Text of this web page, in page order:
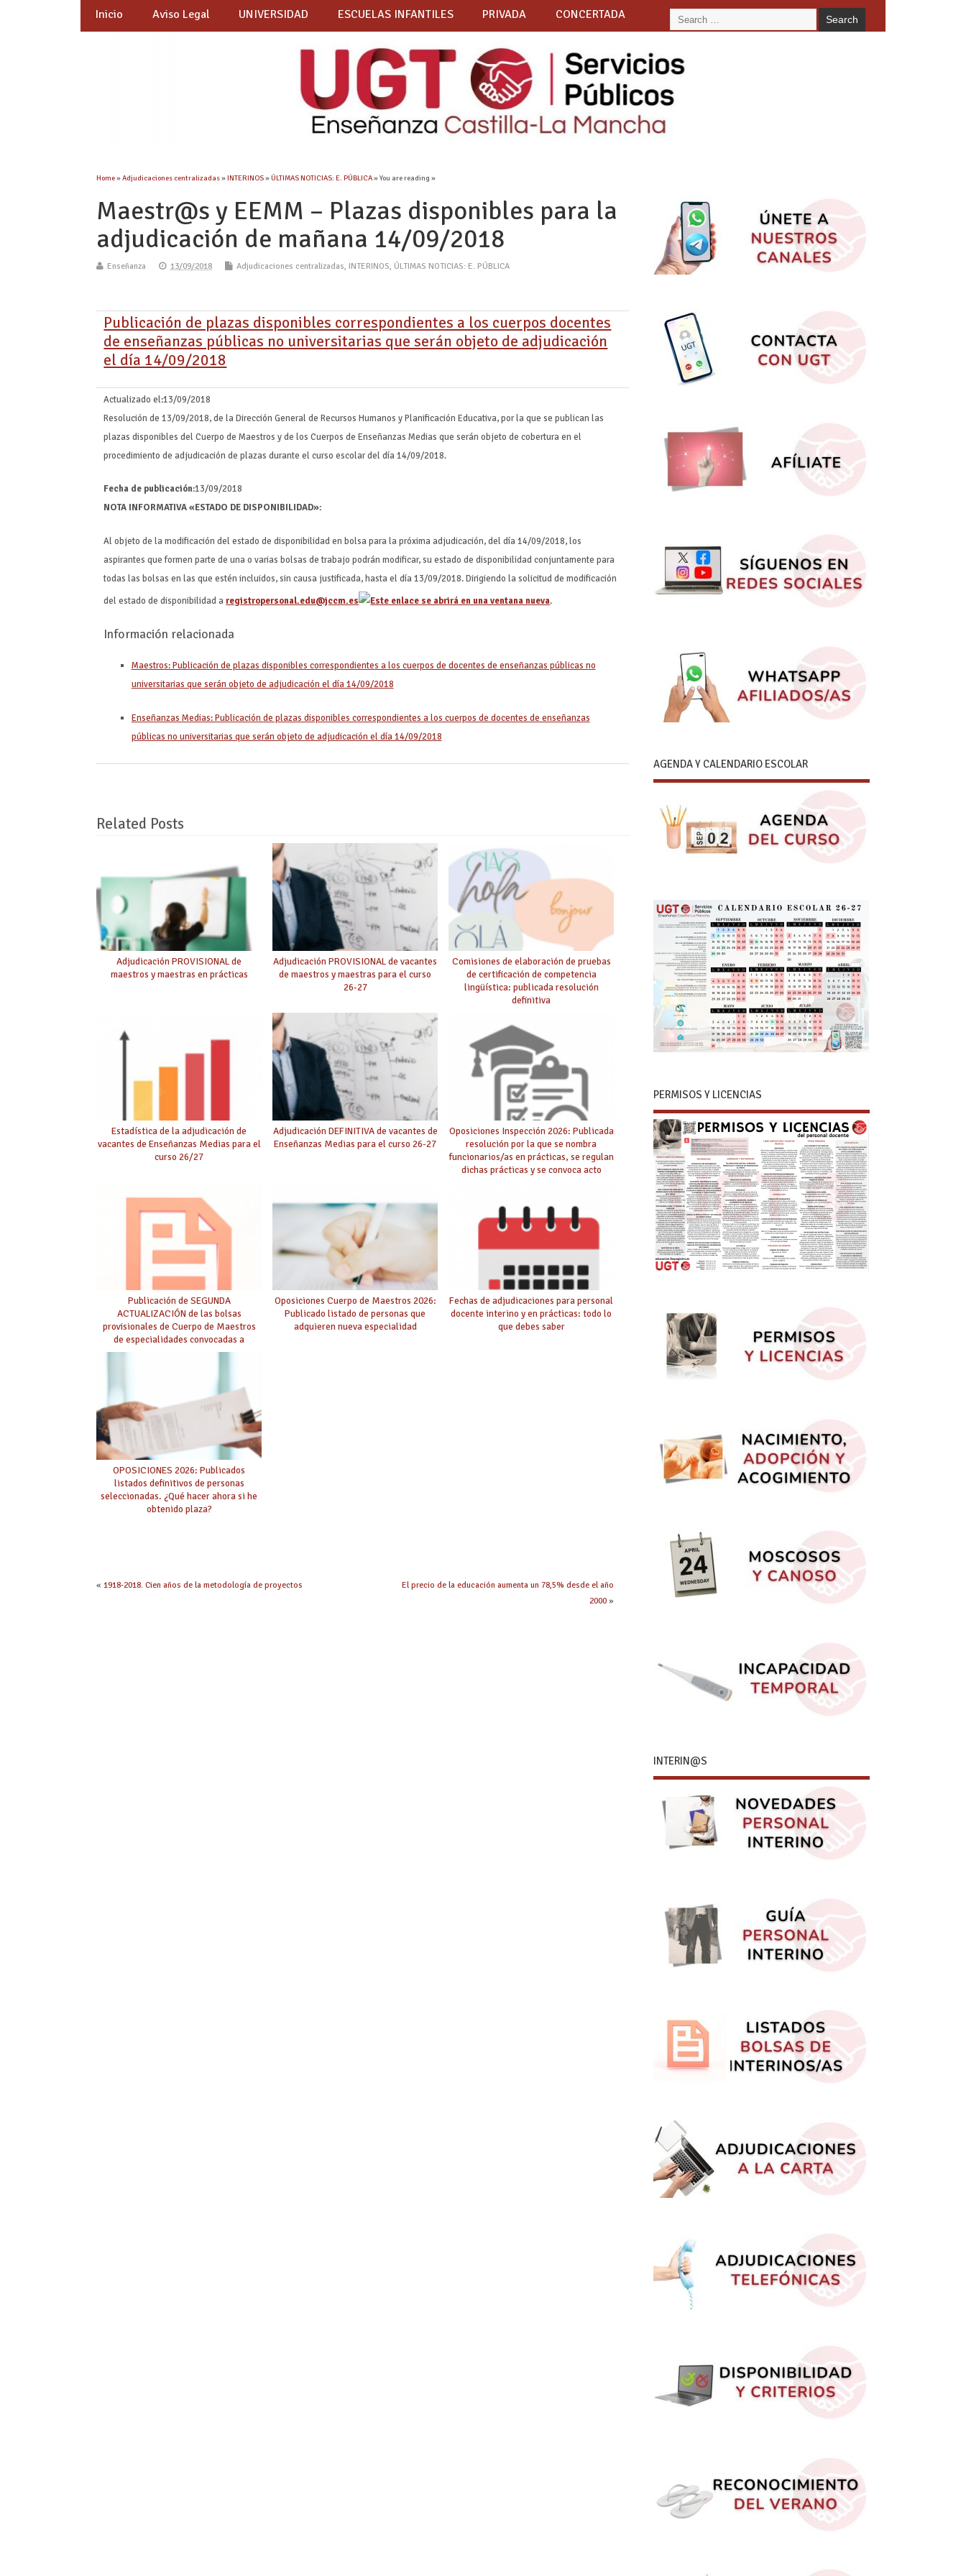
Inicio Aviso Legal UNIVERSIDAD ESCUELAS INFANTILES PRIVADA CONCERTADA
Home»Adjudicaciones centralizadas»INTERINOS»ÚLTIMAS NOTICIAS: E. PÚBLICA» You are reading »
Maestr@s y EEMM – Plazas disponibles para la
adjudicación de mañana 14/09/2018
Enseñanza 13/09/2018 Adjudicaciones centralizadas, INTERINOS, ÚLTIMAS NOTICIAS: E. PÚBLICA
Publicación de plazas disponibles correspondientes a los cuerpos docentes
de enseñanzas públicas no universitarias que serán objeto de adjudicación
el día 14/09/2018
Actualizado el:13/09/2018
Resolución de 13/09/2018, de la Dirección General de Recursos Humanos y Planificación Educativa, por la que se publican las
plazas disponibles del Cuerpo de Maestros y de los Cuerpos de Enseñanzas Medias que serán objeto de cobertura en el
procedimiento de adjudicación de plazas durante el curso escolar del día 14/09/2018.
Fecha de publicación:13/09/2018
NOTA INFORMATIVA «ESTADO DE DISPONIBILIDAD»:
Al objeto de la modificación del estado de disponibilidad en bolsa para la próxima adjudicación, del día 14/09/2018, los
aspirantes que formen parte de una o varias bolsas de trabajo podrán modificar, su estado de disponibilidad conjuntamente para
todas las bolsas en las que estén incluidos, sin causa justificada, hasta el día 13/09/2018. Dirigiendo la solicitud de modificación
del estado de disponibilidad aregistropersonal.edu@jccm.es .
Información relacionada
Maestros: Publicación de plazas disponibles correspondientes a los cuerpos de docentes de enseñanzas públicas no
universitarias que serán objeto de adjudicación el día 14/09/2018
Enseñanzas Medias: Publicación de plazas disponibles correspondientes a los cuerpos de docentes de enseñanzas
públicas no universitarias que serán objeto de adjudicación el día 14/09/2018
Related Posts
Adjudicación PROVISIONAL de
maestros y maestras en prácticas
Adjudicación PROVISIONAL de vacantes
de maestros y maestras para el curso
26-27
Comisiones de elaboración de pruebas
de certificación de competencia
lingüística: publicada resolución
definitiva
Estadística de la adjudicación de
vacantes de Enseñanzas Medias para el
curso 26/27
Adjudicación DEFINITIVA de vacantes de
Enseñanzas Medias para el curso 26-27
Oposiciones Inspección 2026: Publicada
resolución por la que se nombra
funcionarios/as en prácticas, se regulan
dichas prácticas y se convoca acto
Publicación de SEGUNDA
ACTUALIZACIÓN de las bolsas
provisionales de Cuerpo de Maestros
de especialidades convocadas a
Oposiciones Cuerpo de Maestros 2026:
Publicado listado de personas que
adquieren nueva especialidad
Fechas de adjudicaciones para personal
docente interino y en prácticas: todo lo
que debes saber
OPOSICIONES 2026: Publicados
listados definitivos de personas
seleccionadas. ¿Qué hacer ahora si he
obtenido plaza?
«1918-2018. Cien años de la metodología de proyectos
El precio de la educación aumenta un 78,5% desde el año
2000 »
AGENDA Y CALENDARIO ESCOLAR
PERMISOS Y LICENCIAS
INTERIN@S